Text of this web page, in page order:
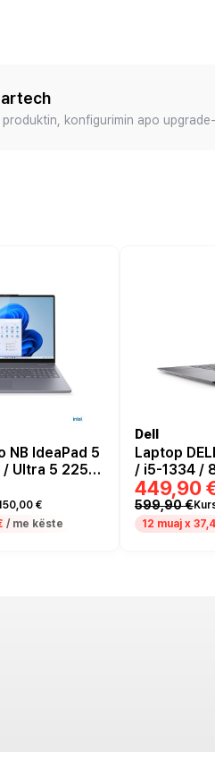
konfigurimin apo
NB IdeaPad 5
/ Ultra 5 225H
/ 16’
Multi
130T GPU -
€
/ me këste
Dell
Laptop
/ i5-1334 /
/ 15.6" Full
/ Intel UHD
Black
449,90
599,90 €
12 muaj x